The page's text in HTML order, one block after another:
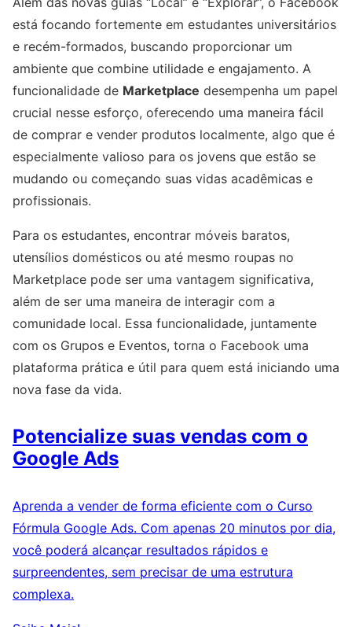
está focando fortemente em estudantes universitários
e recém-formados, buscando proporcionar um
ambiente que combine utilidade e engajamento. A
funcionalidade de Marketplace desempenha um papel
crucial nesse esforço, oferecendo uma maneira fácil
de comprar e vender produtos localmente, algo que é
especialmente valioso para os jovens que estão se
mudando ou começando suas vidas acadêmicas e
profissionais.
Para os estudantes, encontrar móveis baratos,
utensílios domésticos ou até mesmo roupas no
Marketplace pode ser uma vantagem significativa,
além de ser uma maneira de interagir com a
comunidade local. Essa funcionalidade, juntamente
com os Grupos e Eventos, torna o Facebook uma
plataforma prática e útil para quem está iniciando uma
nova fase da vida.
Potencialize suas vendas com o
Google Ads
Aprenda a vender de forma eficiente com o Curso
Fórmula Google Ads. Com apenas 20 minutos por dia,
você poderá alcançar resultados rápidos e
surpreendentes, sem precisar de uma estrutura
complexa.